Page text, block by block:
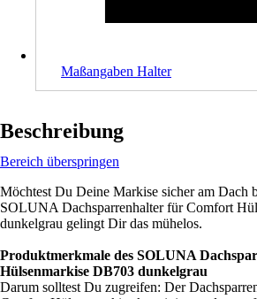
Maßangaben Halter
Beschreibung
Bereich überspringen
Möchtest Du Deine Markise sicher am Dach
SOLUNA Dachsparrenhalter für Comfort
dunkelgrau gelingt Dir das mühelos.
Produktmerkmale des SOLUNA
Hülsenmarkise DB703 dunkelgrau
Darum solltest Du zugreifen: Der